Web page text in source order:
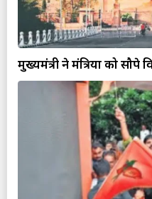
मुख्यमंत्री ने मंत्रियों को सौपे